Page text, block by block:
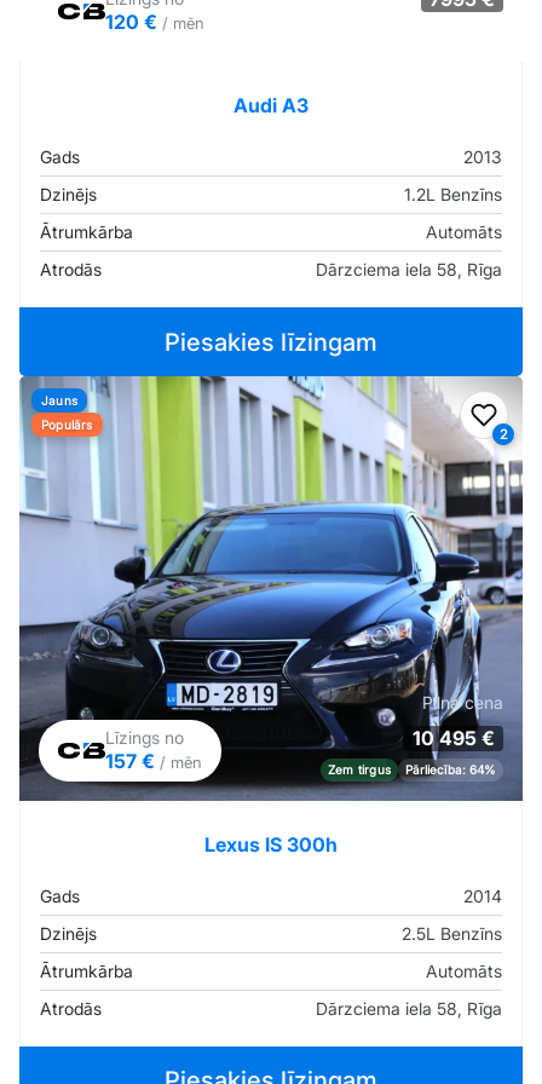
120 € / mēn
Audi A3
Gads
2013
Dzinējs
1.2L Benzīns
Ātrumkārba
Automāts
Atrodās
Dārzciema iela 58, Rīga
Piesakies līzingam
2
Jauns
Populārs
Līzings no
157 € / mēn
Pilna cena
10 495 €
Zem tirgus Pārliecība: 64%
Lexus IS 300h
Gads
2014
Dzinējs
2.5L Benzīns
Ātrumkārba
Automāts
Atrodās
Dārzciema iela 58, Rīga